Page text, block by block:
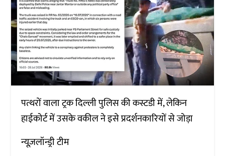
पत्थरों वाला ट्रक दिल्ली पुलिस की कस्टडी में, लेकिन
हाईकोर्ट में उसके वकील ने इसे प्रदर्शनकारियों से जोड़ा
न्यूज़लॉन्ड्री टीम